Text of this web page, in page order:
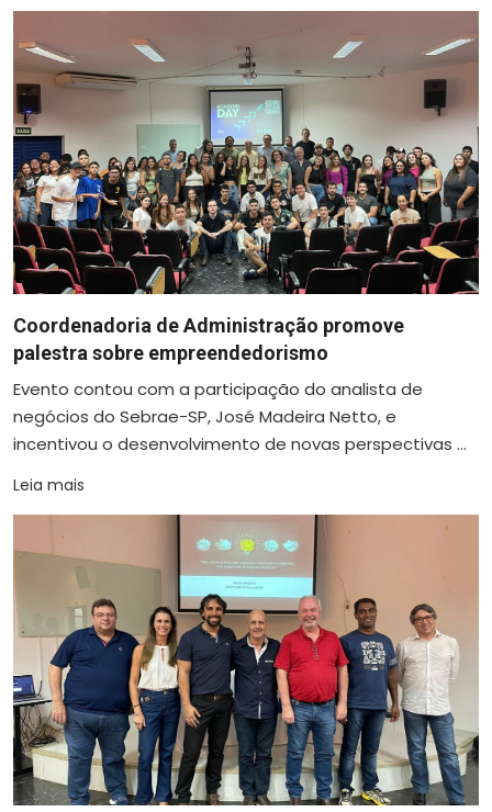
Coordenadoria de Administração promove
palestra sobre empreendedorismo
Evento contou com a participação do analista de
negócios do Sebrae-SP, José Madeira Netto, e
incentivou o desenvolvimento de novas perspectivas ...
Leia mais